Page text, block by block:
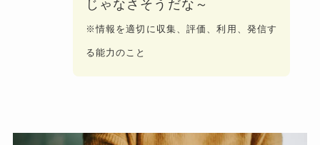
じゃなさそうだな～
※情報を適切に収集、評価、利用、発信す
る能力のこと